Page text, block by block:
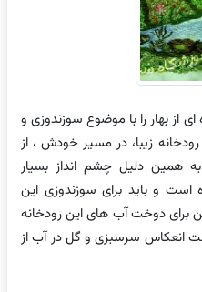
بهار را با موضوع سوزندوزی و
زیبا، در مسیر خودش ، از
همین دلیل چشم انداز بسیار
است و باید برای سوزندوزی این
برای دوخت آب های این رودخانه
انعکاس سرسبزی و گل در آب از